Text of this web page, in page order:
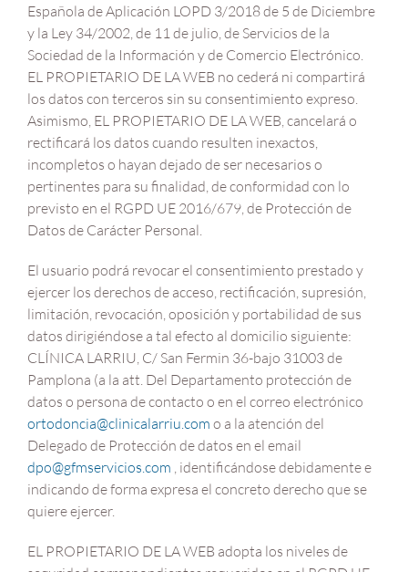
Española de Aplicación LOPD 3/2018 de 5 de Diciembre
y la Ley 34/2002, de 11 de julio, de Servicios de la
Sociedad de la Información y de Comercio Electrónico.
EL PROPIETARIO DE LA WEB no cederá ni compartirá
los datos con terceros sin su consentimiento expreso.
Asimismo, EL PROPIETARIO DE LA WEB, cancelará o
rectificará los datos cuando resulten inexactos,
incompletos o hayan dejado de ser necesarios o
pertinentes para su finalidad, de conformidad con lo
previsto en el RGPD UE 2016/679, de Protección de
Datos de Carácter Personal.
El usuario podrá revocar el consentimiento prestado y
ejercer los derechos de acceso, rectificación, supresión,
limitación, revocación, oposición y portabilidad de sus
datos dirigiéndose a tal efecto al domicilio siguiente:
CLÍNICA LARRIU, C/ San Fermin 36-bajo 31003 de
Pamplona (a la att. Del Departamento protección de
datos o persona de contacto o en el correo electrónico
ortodoncia@clinicalarriu.com o a la atención del
Delegado de Protección de datos en el email
dpo@gfmservicios.com , identificándose debidamente e
indicando de forma expresa el concreto derecho que se
quiere ejercer.
EL PROPIETARIO DE LA WEB adopta los niveles de